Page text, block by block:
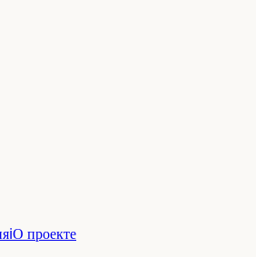
ℹ️О проекте